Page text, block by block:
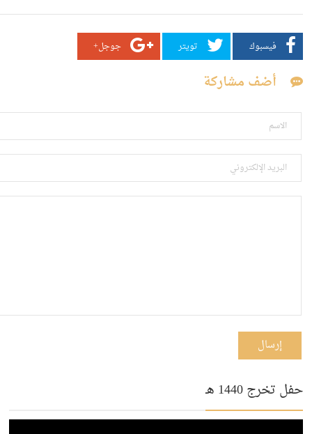
فيسبوك تويتر جوجل+
أضف مشاركة
إرسال
حفل تخرج 1440 هـ